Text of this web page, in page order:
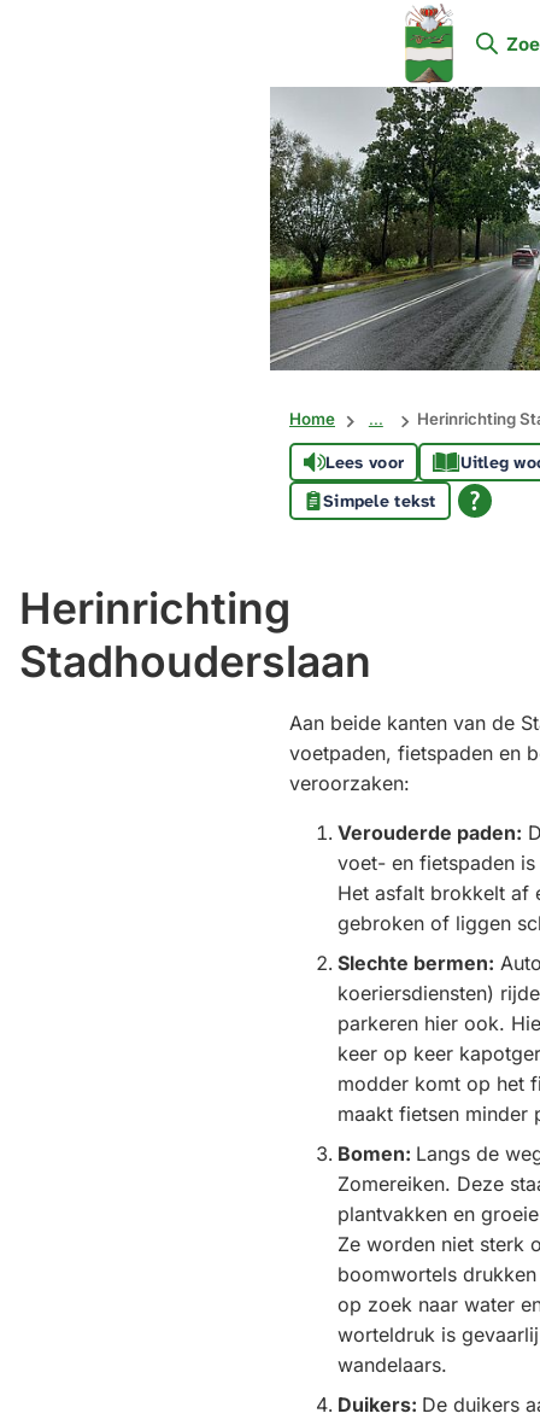
Mijn
Soest
Home ... Herinrichting
Lees voor
Uitleg
Simpele tekst
Herinrichting
Stadhouderslaan
Aan beide kanten van de
voetpaden, fietspaden en
veroorzaken:
Verouderde paden:
voet- en fietspaden
Het asfalt brokkelt af
gebroken of liggen
Slechte bermen:
koeriersdiensten)
parkeren hier ook.
keer op keer
modder komt op het
maakt fietsen minder
Bomen: Langs de
Zomereiken. Deze
plantvakken en
Ze worden niet sterk
boomwortels
op zoek naar water
worteldruk is
wandelaars.
Duikers: De duikers